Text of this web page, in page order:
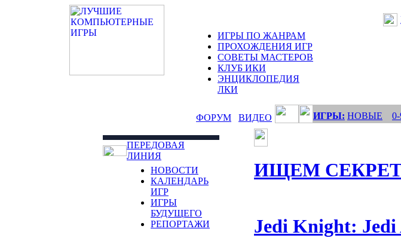
ИГРЫ ПО ЖАНРАМ
ПРОХОЖДЕНИЯ ИГР
СОВЕТЫ МАСТЕРОВ
КЛУБ ИКИ
ЭНЦИКЛОПЕДИЯ
ЛКИ
ФОРУМ ВИДЕО ИГРЫ: НОВЫЕ
ПЕРЕДОВАЯ
ЛИНИЯ
НОВОСТИ
КАЛЕНДАРЬ
ИГР
ИГРЫ
БУДУЩЕГО
РЕПОРТАЖИ
ИЩЕМ
Jedi Knight: Jedi